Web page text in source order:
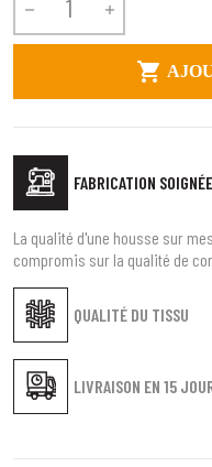
 

FABRICATION SOIGNÉE
QUALITÉ DU TISSU
LIVRAISON EN 15
La qualité d'une housse sur
compromis sur la qualité de